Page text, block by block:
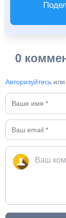
0
Авторизуйтесь или